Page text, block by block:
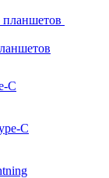
планшетов
C
C